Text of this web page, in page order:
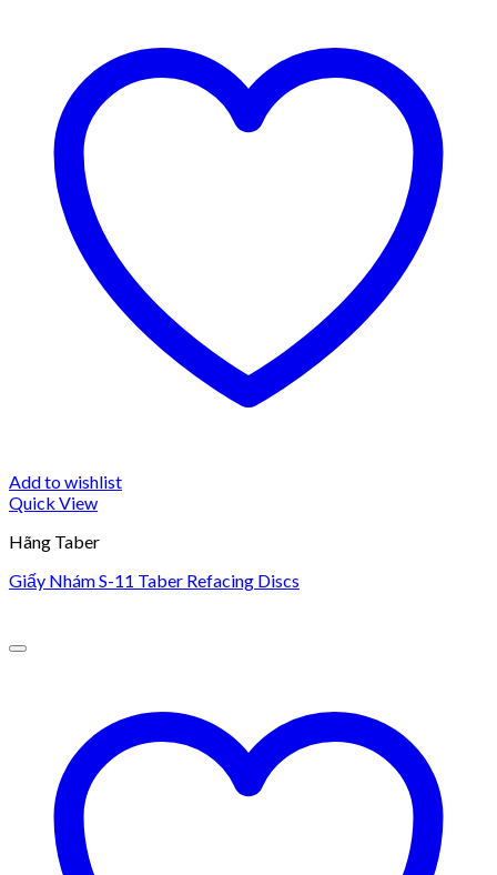
Add to wishlist
Quick View
Hãng Taber
Giấy Nhám S-11 Taber Refacing Discs